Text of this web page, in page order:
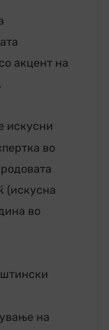
акцент на
искусни
во
(искусна
во
на